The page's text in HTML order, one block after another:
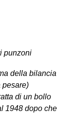
punzoni
della bilancia
pesare)
di un bollo
1948 dopo che